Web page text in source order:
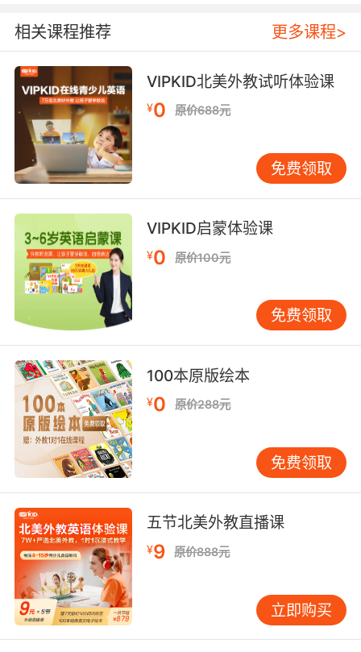
系。例如，“Although though he was tired, he
continued to work.”（尽管他很累，他还是继续
工作。）这种搭配不仅丰富了句子的结构，还能
使表达更加精确。 此外，though还可以用于非正
式的口语中，表示一种转折或补充。例如，“I
don’t usually like spicy food. This dish is
pretty good, though.”（我通常不喜欢辣的食
物，不过这道菜还不错。）这种用法在口语中非
常常见，能够使对话更加生动有趣。通过灵活运
用though，你可以在不同的语境中表达出更加丰
富的含义。 Though的灵活性还体现在它与其他
语法结构的结合上。例如，它可以与分词结构搭
配使用，使句子更加简洁。例如，“Though tired,
he continued to work.”（虽然很累，他还是继续
工作。）这种用法不仅使句子更加紧凑，还能突
出主要信息。此外，though还可以与虚拟语气结
合，表达一种假设的让步。例如，“Though he
were to apologize, I wouldn’t forgive him.”
（即使他道歉，我也不会原谅他。）这种用法能
够使表达更加生动有力。 在实际应用中，though
的灵活运用不仅能够提升句子的丰富性，还能使
表达更加地道。例如，在写作中，通过使用
though，你可以更好地组织句子的逻辑结构，使
文章更加连贯。在口语中，though的使用能够使
对话更加自然流畅，增强交流的效果。因此，掌
握though的多种用法，对于提升英语表达能力具
有重要意义。 为了更好地掌握though的用法，建
议学习者多进行实践练习。例如，可以尝试在写
作中运用though，观察它在不同位置和搭配中的
效果。此外，在口语练习中，可以尝试使用
相关课程推荐 更多课程>
VIPKID北美外教试听体验课
¥0 原价688元
免费领取
VIPKID启蒙体验课
¥0 原价100元
免费领取
100本原版绘本
¥0 原价288元
免费领取
五节北美外教直播课
¥9 原价888元
立即购买